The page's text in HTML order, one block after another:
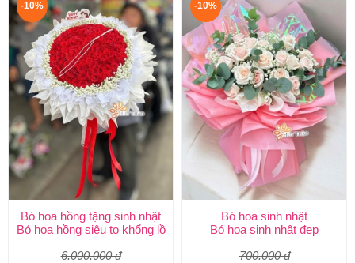
-10%
Bó hoa hồng tặng sinh nhật
Bó hoa hồng siêu to khổng lồ
6.000.000 đ
-10%
Bó hoa sinh nhật
Bó hoa sinh nhật đẹp
700.000 đ